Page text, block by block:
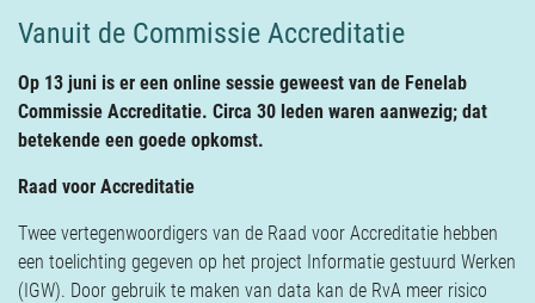
Donateurs
Agenda
Contact
Vanuit de Commissie Accreditatie
Op 13 juni is er een online sessie geweest van de Fenelab
Commissie Accreditatie. Circa 30 leden waren aanwezig; dat
betekende een goede opkomst.
Raad voor Accreditatie
Twee vertegenwoordigers van de Raad voor Accreditatie hebben
een toelichting gegeven op het project Informatie gestuurd Werken
(IGW). Door gebruik te maken van data kan de RvA meer risico